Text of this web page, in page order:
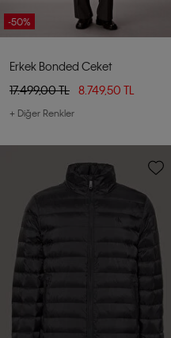
-50%
Erkek Bonded Ceket
17.499,00 TL
8.749,50 TL
+ Diğer Renkler